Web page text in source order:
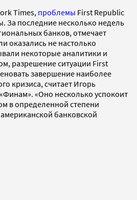
Times, проблемы First Republic
За последние несколько недель
банков, отмечает
оказались не настолько
некоторые аналитики и
разрешение ситуации First
завершение наиболее
кризиса, считает Игорь
«Оно несколько успокоит
в определенной степени
банковской